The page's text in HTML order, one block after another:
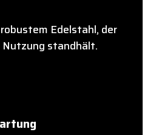
Edelstahl, der
standhält.